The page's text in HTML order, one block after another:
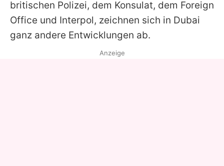
britischen Polizei, dem Konsulat, dem Foreign
Office und Interpol, zeichnen sich in Dubai
ganz andere Entwicklungen ab.
Anzeige